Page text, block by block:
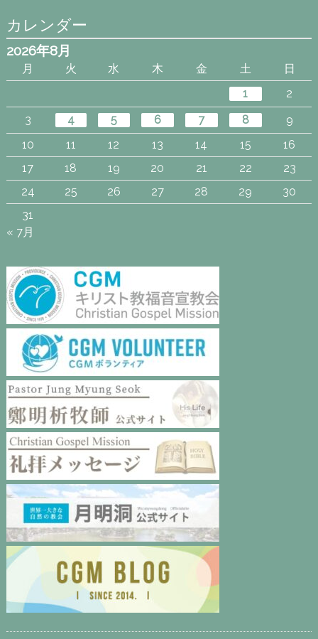
カレンダー
2026年8月
月 火 水 木 金 土
日
1
2
3
4 5 6 7 8
9
10
11 12 13 14 15
16
17
18 19 20 21 22
23
24
25 26 27 28 29
30
31
« 7月